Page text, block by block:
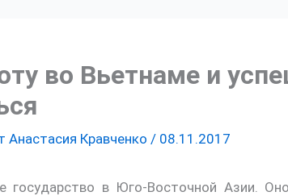
во Вьетнаме и
Анастасия Кравченко / 08.11.2017
государство в Юго-Восточной Азии.